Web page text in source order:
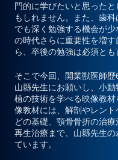
門的に学びたいと思った
もしれません。また、歯
でも深く勉強する機会が
の時代さらに重要性を増
ら、卒後の勉強は必須とも
そこで今回、開業獣医師
山縣先生にお願いし、小
植の技術を学べる映像教
像教材には、解剖やレン
どの基礎、顎骨骨折の治
再生治療まで、山縣先生
ています。